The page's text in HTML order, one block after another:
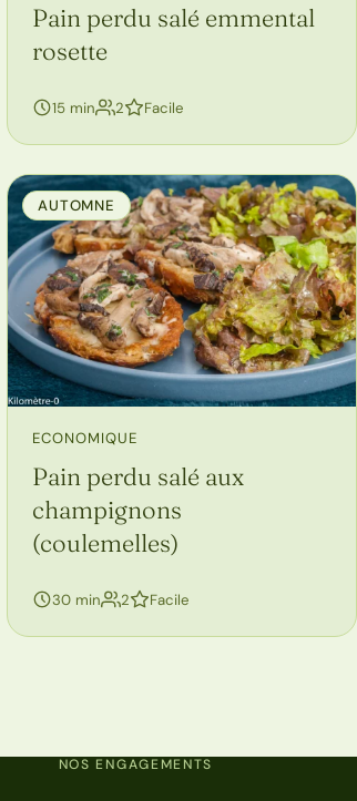
Pain perdu salé emmental
rosette
15 min 2personnes
Facile
AUTOMNE
ECONOMIQUE
Pain perdu salé aux
champignons
(coulemelles)
30 min 2personnes
Facile
NOS ENGAGEMENTS